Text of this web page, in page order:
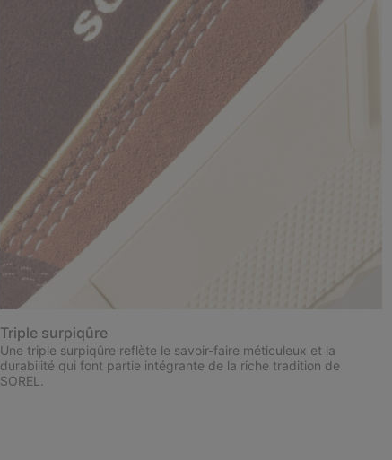
Triple surpiqûre
Une triple surpiqûre reflète le savoir-faire méticuleux et la
durabilité qui font partie intégrante de la riche tradition de
SOREL.